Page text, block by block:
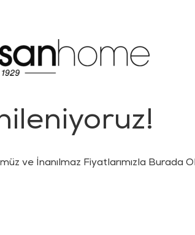
ve İnanılmaz Fiyatlarımızla Burada